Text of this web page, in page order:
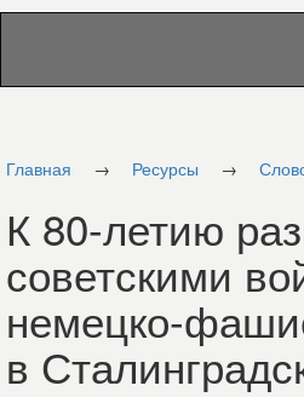
Главная → Ресурсы →
К 80-летию
советскими
немецко-
в